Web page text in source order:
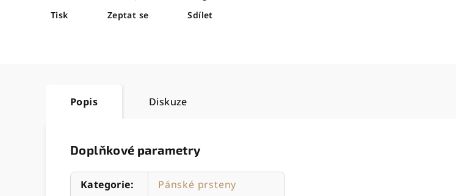
Tisk Zeptat se Sdílet
Popis Diskuze
Doplňkové parametry
Kategorie:
Pánské prsteny